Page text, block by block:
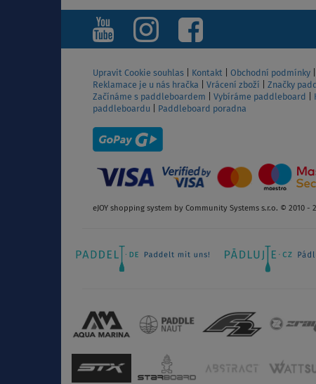
ZOBRAZIT
Upravit Cookie souhlas Kontakt Obchodní podmínky
Reklamace je u nás hračka
Vrácení zboží
Značky
Začínáme s paddleboardem
Vybíráme paddleboard
paddleboardu
Paddleboard poradna
eJOY shopping system by Community Systems s.r.o. © 2010 -